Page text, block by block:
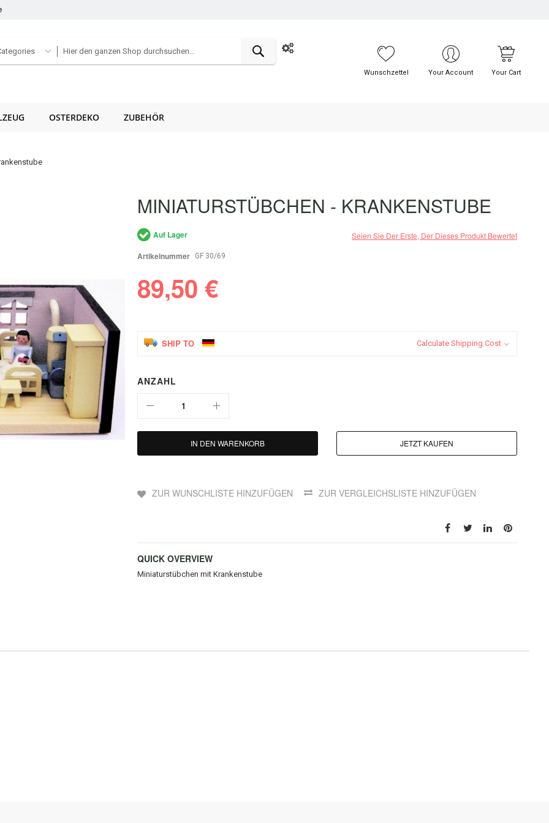
SUCHE
Wunschzettel Your Account Your Cart
OSTERDEKO ZUBEHÖR
MINIATURSTÜBCHEN - KRANKENSTUBE
Seien Sie Der Erste, Der Dieses Produkt Bewertet
Auf Lager
Artikelnummer
GF 30/69
89,50 €
SHIP TO Calculate Shipping Cost
ANZAHL
IN DEN WARENKORB JETZT KAUFEN
ZUR WUNSCHLISTE HINZUFÜGEN ZUR VERGLEICHSLISTE HINZUFÜGEN
QUICK OVERVIEW
Miniaturstübchen mit Krankenstube